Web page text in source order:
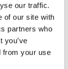
our traffic.
of our site with
partners who
you’ve
from your use
Nortrip
avec
soirées
de Ferda,
des